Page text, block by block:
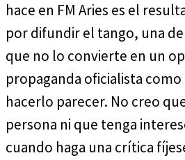
hace en FM Aries es el
por difundir el tango, una
que no lo convierte en un
propaganda oficialista
hacerlo parecer. No creo
persona ni que tenga
cuando haga una crítica